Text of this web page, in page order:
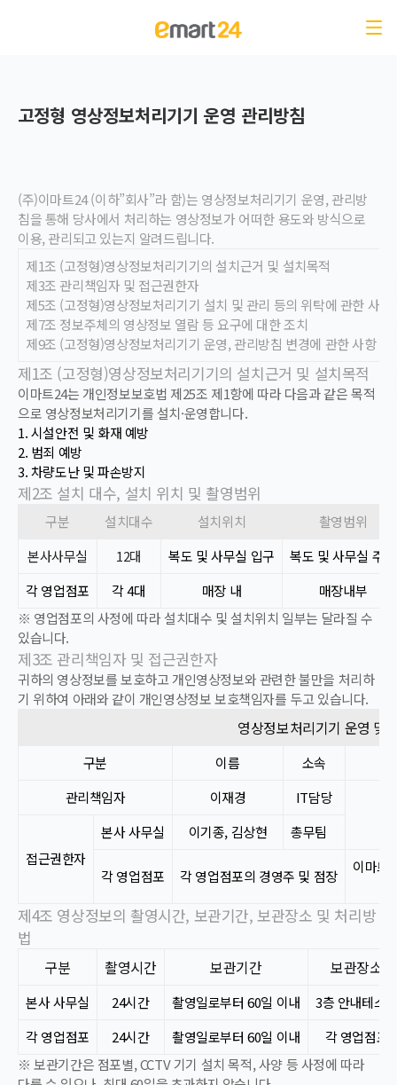
고정형 영상정보처리기기 운영 관리방침
(주)이마트24 (이하”회사”라 함)는 영상정보처리기기 운영, 관리방
침을 통해 당사에서 처리하는 영상정보가 어떠한 용도와 방식으로
이용, 관리되고 있는지 알려드립니다.
제1조 (고정형)영상정보처리기기의 설치근거 및 설치목적
제3조 관리책임자 및 접근권한자
제5조 (고정형)영상정보처리기기 설치 및 관리 등의 위탁에 관한 사항
제7조 정보주체의 영상정보 열람 등 요구에 대한 조치
제9조 (고정형)영상정보처리기기 운영, 관리방침 변경에 관한 사항
제1조 (고정형)영상정보처리기기의 설치근거 및 설치목적
이마트24는 개인정보보호법 제25조 제1항에 따라 다음과 같은 목적
으로 영상정보처리기기를 설치·운영합니다.
1.시설안전 및 화재 예방
2. 범죄 예방
3.차량도난 및 파손방지
제2조 설치 대수, 설치 위치 및 촬영범위
구분 설치대수 설치위치
촬영범위
본사사무실 12대 복도 및 사무실 입구
복도 및 사무실 주변
각 영업점포
각 4대 매장 내
매장내부
※ 영업점포의 사정에 따라 설치대수 및 설치위치 일부는 달라질 수
있습니다.
제3조 관리책임자 및 접근권한자
귀하의 영상정보를 보호하고 개인영상정보와 관련한 불만을 처리하
기 위하여 아래와 같이 개인영상정보 보호책임자를 두고 있습니다.
영상정보처리기기 운영 및
구분 이름
소속
관리책임자
이재경 IT담당
접근권한자
본사 사무실 이기종, 김상현 총무팀
각 영업점포 각 영업점포의 경영주 및 점장
이마트
제4조 영상정보의 촬영시간, 보관기간, 보관장소 및 처리방
법
구분 촬영시간 보관기간 보관장소
본사 사무실 24시간 촬영일로부터 60일 이내
3층 안내테스크
각 영업점포
24시간 촬영일로부터 60일 이내
각 영업점포
※보관기간은 점포별, CCTV 기기 설치 목적, 사양 등 사정에 따라